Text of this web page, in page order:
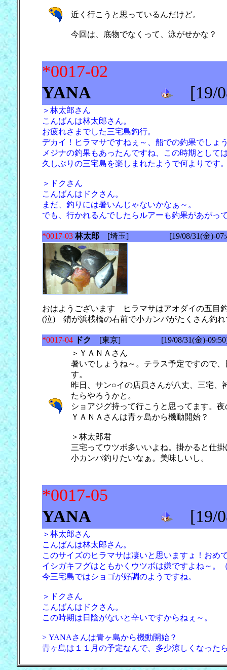
近く行こうと思っているんだけど。
今回は、底物でなくって、泳がせかな？
*0017-02
YANA
[19/
＞林太郎さん
こんばんは林太郎さん。
お疲れさまでした三宅島釣行。
デカイ！ヒラマサですねぇ～、船での釣果でしょ
メジナの釣果もあったんですね、この時期として
久しぶりの三宅島を楽しまれたようで何よりです
＞ドクさん
こんばんはドクさん。
まだ、釣りには暑いんじゃないかなぁ～。
でも、行かれるんでしたらルアーも釣果があがっ
*0017-03林太郎 [埼玉] [19/08/31(金)-
おはようございます ヒラマサはアオダイの五目
(泣) 錆が浜桟橋の右前で小カンパがたくさん釣
*0017-04 ドク
[東京] [19/08/31(金)-
＞ＹＡＮＡさん
暑いでしょうね～。テラス予定ですので
す。
昨日、サン○イの店員さんが八丈、三宅、
たらやろうかと。
ショアジグ持って行こうと思ってます。
ＹＡＮＡさんは青ヶ島から機動開始？
＞林太郎君
三宅ってウツボ多いいよね。掛かると仕
小カンパ釣りたいなぁ。美味しいし。
*0017-05
YANA
[19/
＞林太郎さん
こんばんは林太郎さん。
このサイズのヒラマサは凄いと思いますょ！おめ
イシガキフグはともかくウツボは嫌ですよね～。
今三宅島ではショゴが好調のようですね。
＞ドクさん
こんばんはドクさん。
この時期は日陰がないと辛いですからねぇ～。
> YANAさんは青ヶ島から機動開始？
青ヶ島は１１月の予定なんで、多少涼しくなった